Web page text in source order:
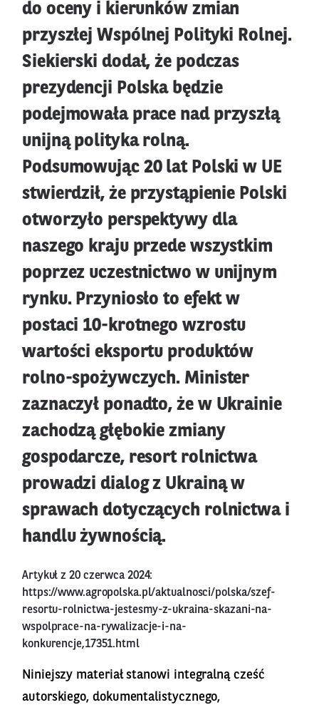
do oceny i kierunków zmian
przyszłej Wspólnej Polityki Rolnej.
Siekierski dodał, że podczas
prezydencji Polska będzie
podejmowała prace nad przyszłą
unijną polityka rolną.
Podsumowując 20 lat Polski w UE
stwierdził, że przystąpienie Polski
otworzyło perspektywy dla
naszego kraju przede wszystkim
poprzez uczestnictwo w unijnym
rynku. Przyniosło to efekt w
postaci 10-krotnego wzrostu
wartości eksportu produktów
rolno-spożywczych. Minister
zaznaczył ponadto, że w Ukrainie
zachodzą głębokie zmiany
gospodarcze, resort rolnictwa
prowadzi dialog z Ukrainą w
sprawach dotyczących rolnictwa i
handlu żywnością.
Artykuł z 20 czerwca 2024:
https://www.agropolska.pl/aktualnosci/polska/szef-
resortu-rolnictwa-jestesmy-z-ukraina-skazani-na-
wspolprace-na-rywalizacje-i-na-
konkurencje,17351.html
Niniejszy materiał stanowi integralną cześć
autorskiego, dokumentalistycznego,